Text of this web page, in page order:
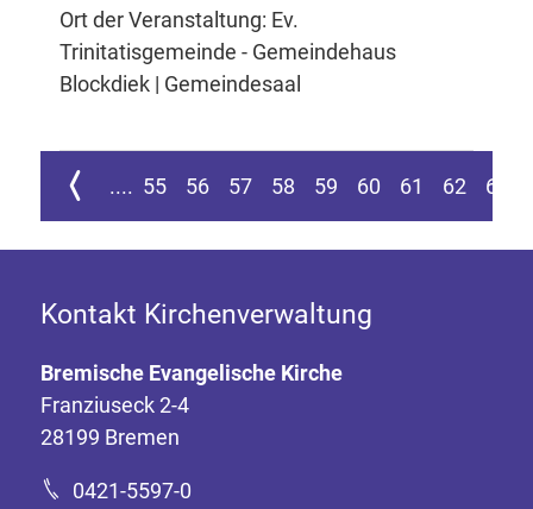
Ort der Veranstaltung: Ev.
Trinitatisgemeinde - Gemeindehaus
Blockdiek | Gemeindesaal
ersten Seite springen
Zur vorherigen Seite
.... 55 56 57 58 59 60 61 62 63
Kontakt Kirchenverwaltung
Bremische Evangelische Kirche
Franziuseck 2-4
28199 Bremen
0421-5597-0